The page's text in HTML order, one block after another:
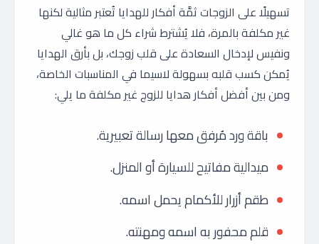
تسهيلًا على الزوجات ثمَّة أفكار للهدايا تُعتبر مثالية لكنها
غير مكلفة بالمرة، فلا يُشترط شراء كل ما هو غالي
ونفيس لإدخال السعادة على قلب زوجك، بل بأرق الهدايا
يُمكن كسب قلبه بسهولة لاسيما في المناسبات الخاصة،
ومن بين أفضل أفكار هدايا للزوج غير مكلفة ما يلي:
باقة ورد مُرفق معها رسالة تعبيرية.
ميدالية مفاتيح للسيارة أو المنزل.
طقم أزرار للأكمام يحمل اسمه.
قلم محفور به اسمه ومهنته.